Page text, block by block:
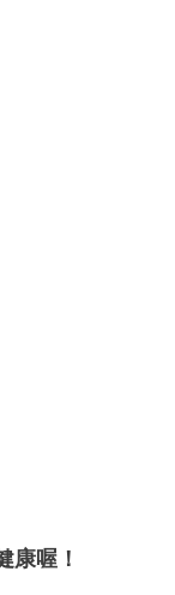
康喔！